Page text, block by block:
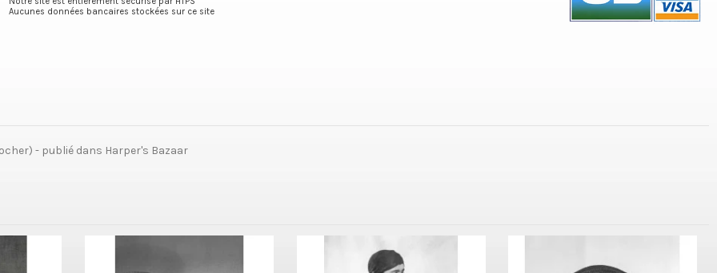
Aucunes données bancaires stockées sur ce site
- publié dans Harper's Bazaar